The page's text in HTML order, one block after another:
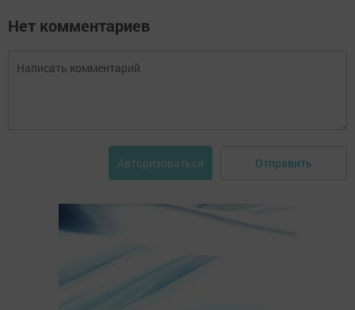
Нет комментариев
Авторизоваться Отправить